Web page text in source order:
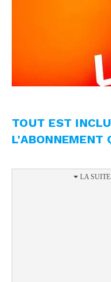
TOUT EST
L'ABONNEMENT